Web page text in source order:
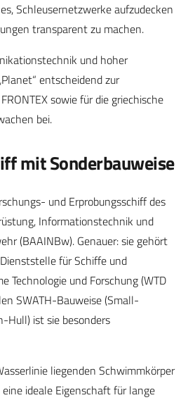
Schleusernetzwerke aufzudecken
transparent zu machen.
und hoher
entscheidend zur
sowie für die griechische
bei.
mit Sonderbauweise
und Erprobungsschiff des
Informationstechnik und
(BAAINBw). Genauer: sie gehört
für Schiffe und
Technologie und Forschung (WTD
SWATH-Bauweise (Small-
Hull) ist sie besonders
liegenden Schwimmkörper
ideale Eigenschaft für lange